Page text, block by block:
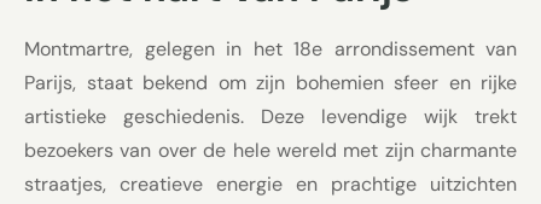
Montmartre, gelegen in het 18e arrondissement van
Parijs, staat bekend om zijn bohemien sfeer en rijke
artistieke geschiedenis. Deze levendige wijk trekt
bezoekers van over de hele wereld met zijn charmante
straatjes, creatieve energie en prachtige uitzichten